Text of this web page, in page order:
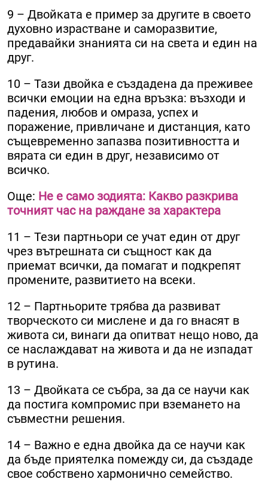
9 – Двойката е пример за другите в своето
духовно израстване и саморазвитие,
предавайки знанията си на света и един на
друг.
10 – Тази двойка е създадена да преживее
всички емоции на една връзка: възходи и
падения, любов и омраза, успех и
поражение, привличане и дистанция, като
същевременно запазва позитивността и
вярата си един в друг, независимо от
всичко.
Още: Не е само зодията: Какво разкрива
точният час на раждане за характера
11 – Тези партньори се учат един от друг
чрез вътрешната си същност как да
приемат всички, да помагат и подкрепят
промените, развитието на всеки.
12 – Партньорите трябва да развиват
творческото си мислене и да го внасят в
живота си, винаги да опитват нещо ново, да
се наслаждават на живота и да не изпадат
в рутина.
13 – Двойката се събра, за да се научи как
да постига компромис при вземането на
съвместни решения.
14 – Важно е една двойка да се научи как
да бъде приятелка помежду си, да създаде
свое собствено хармонично семейство.